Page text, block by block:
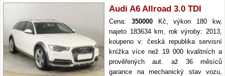
Audi A6 Allroad 3.0 TDI
Cena: 350000Kč, výkon 180 kw,
najeto 183634 km, rok výroby: 2013,
koupeno v: česká republika servisní
knížka více než 19 000 kvalitních a
prověřených aut. až 36 měsíců
garance na mechanický stav vozu,